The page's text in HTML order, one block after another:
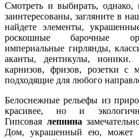
Смотреть и выбирать,
заинтересованы, загляните в
найдете элементы,
роскошные барочные
империальные гирлянды,
аканты, дентикулы, ионики.
карнизов, фризов, розетки с
подходящие для любого
Белоснежные рельефы из
красивее, но и
Гипсовая лепнина
Дом, украшенный ею, может